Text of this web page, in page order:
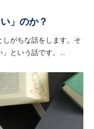
」のか？
がちな話をします。そ
という話です。...